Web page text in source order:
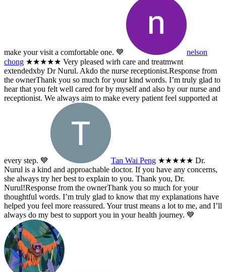
make your visit a comfortable one. 💙
nelson
chong ★★★★★ Very pleased wirh care and treatmwnt
extendedxby Dr Nurul. Akdo the nurse receptionist.Response from
the ownerThank you so much for your kind words. I’m truly glad to
hear that you felt well cared for by myself and also by our nurse and
receptionist. We always aim to make every patient feel supported at
every step. 💙 Tan Wai Peng ★★★★★ Dr.
Nurul is a kind and approachable doctor. If you have any concerns,
she always try her best to explain to you. Thank you, Dr.
Nurul!Response from the ownerThank you so much for your
thoughtful words. I’m truly glad to know that my explanations have
helped you feel more reassured. Your trust means a lot to me, and I’ll
always do my best to support you in your health journey. 💙